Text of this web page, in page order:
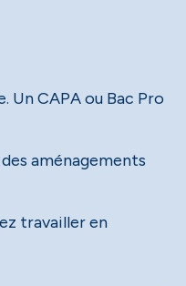
Un CAPA ou Bac Pro
aménagements
travailler en